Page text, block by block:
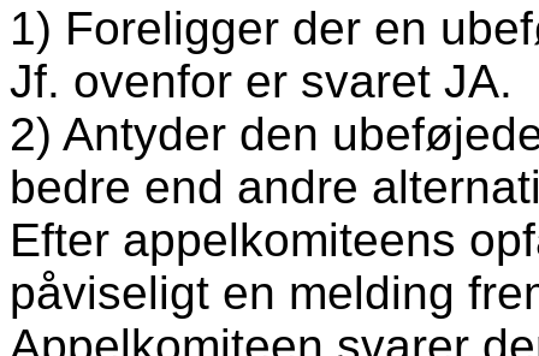
1) Foreligger der en
Jf. ovenfor er svaret JA.
2) Antyder den
bedre end andre
Efter appelkomiteens
påviseligt en melding
Appelkomiteen svarer